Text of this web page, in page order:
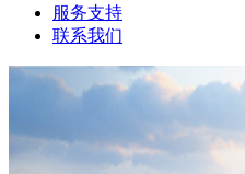
服务支持
联系我们